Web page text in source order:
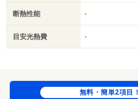
ヶ所／ガス暖房／浴室１坪以上／未
／駅徒歩１０分以内／プロパンガス
ット２／礼金１ヶ月／ＩＴ重説 対
３９８ｍ／医療法人藻友会札幌いし
３０２ｍ／札幌市中央区役所（役所
断熱性能 -
目安光熱費 -
無料・簡単2項目！